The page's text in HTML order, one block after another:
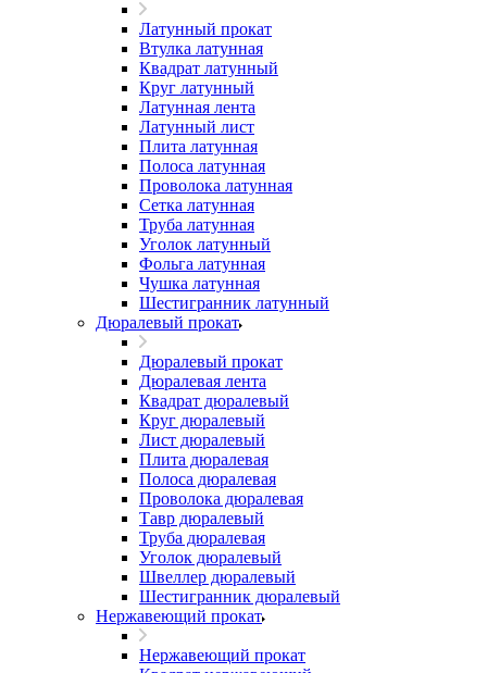
Латунный прокат
Втулка латунная
Квадрат латунный
Круг латунный
Латунная лента
Латунный лист
Плита латунная
Полоса латунная
Проволока латунная
Сетка латунная
Труба латунная
Уголок латунный
Фольга латунная
Чушка латунная
Шестигранник латунный
Дюралевый прокат
Дюралевый прокат
Дюралевая лента
Квадрат дюралевый
Круг дюралевый
Лист дюралевый
Плита дюралевая
Полоса дюралевая
Проволока дюралевая
Тавр дюралевый
Труба дюралевая
Уголок дюралевый
Швеллер дюралевый
Шестигранник дюралевый
Нержавеющий прокат
Нержавеющий прокат